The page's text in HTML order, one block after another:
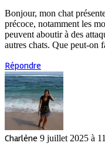
Bonjour, mon chat
précoce, notamment les
peuvent aboutir à des
autres chats. Que peut-on
Répondre
Charlène 9 juillet 2025 à